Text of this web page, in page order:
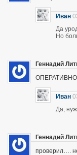
Иван
Да
Но
Геннадий
Иван
Да,
Геннадий
проверил….